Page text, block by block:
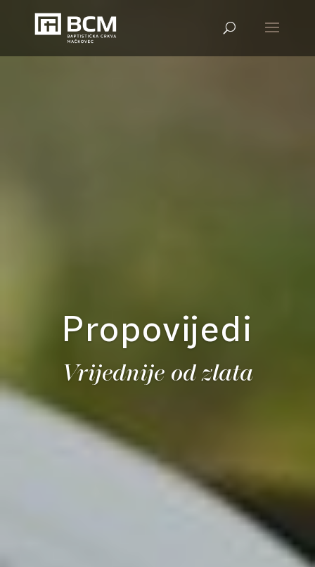
Propovijedi
Vrijednije od zlata